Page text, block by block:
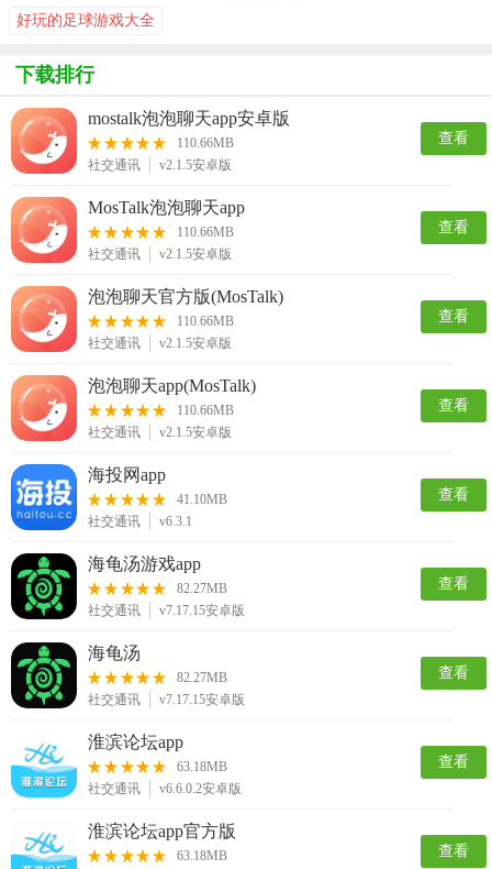
好玩的足球游戏大全
下载排行
mostalk泡泡聊天app安卓版
110.66MB
社交通讯
v2.1.5安卓版
查看
MosTalk泡泡聊天app
110.66MB
社交通讯
v2.1.5安卓版
查看
泡泡聊天官方版(MosTalk)
110.66MB
社交通讯
v2.1.5安卓版
查看
泡泡聊天app(MosTalk)
110.66MB
社交通讯
v2.1.5安卓版
查看
海投网app
41.10MB
社交通讯
v6.3.1
查看
海龟汤游戏app
82.27MB
社交通讯
v7.17.15安卓版
查看
海龟汤
82.27MB
社交通讯
v7.17.15安卓版
查看
淮滨论坛app
63.18MB
社交通讯
v6.6.0.2安卓版
查看
淮滨论坛app官方版
63.18MB 查看